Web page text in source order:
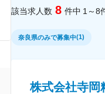
該当求人数 8 件中 1～8
奈良県のみで募集中(1)
株式会社寺岡